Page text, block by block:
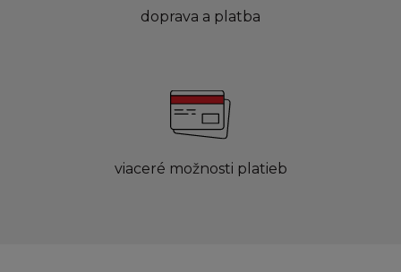
doprava a platba
viaceré možnosti platieb